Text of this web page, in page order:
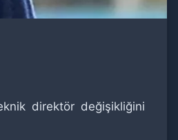
direktör değişikliğini